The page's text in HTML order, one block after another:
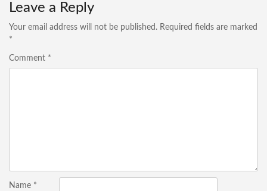
Leave a Reply
Your email address will not be published. Required fields are marked
*
Comment *
Name *